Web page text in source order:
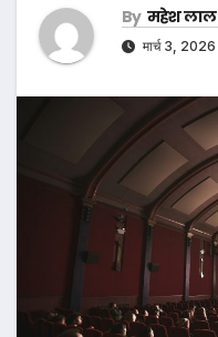
By महेश लाल
मार्च 3, 2026